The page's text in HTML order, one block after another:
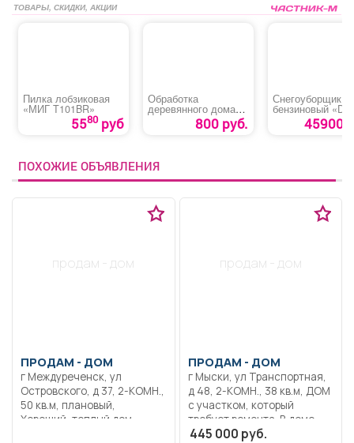
ТОВАРЫ, СКИДКИ, АКЦИИ
Пилка лобзиковая
«МИГ T101BR»
5580руб
Обработка
деревянного дома
антисептиком800 руб.
Снегоуборщик
бензиновый
SB560»45900
ПОХОЖИЕ ОБЪЯВЛЕНИЯ
продам - дом
ПРОДАМ - ДОМ
г Междуреченск, ул
Островского, д 37, 2-КОМН.,
50 кв.м, плановый,
Хороший, теплый дом.
продам - дом
ПРОДАМ - ДОМ
г Мыски, ул Транспортная,
д 48, 2-КОМН., 38 кв.м, ДОМ
с участком, который
требует ремонта. В доме
окна и двери деревянные.
445 000 руб.